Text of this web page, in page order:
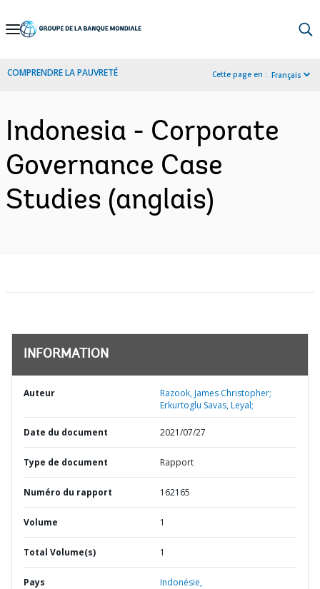
Skip
Navigation
COMPRENDRE LA PAUVRETÉ Cette page en : Français
Indonesia - Corporate
Governance Case
Studies (anglais)
INFORMATION
Auteur
Razook, James Christopher;
Erkurtoglu Savas, Leyal;
Date du document 2021/07/27
Type de document Rapport
Numéro du rapport 162165
Volume 1
Total Volume(s) 1
Pays Indonésie,